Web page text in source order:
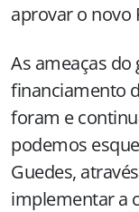
aprovar o novo
As ameaças
financiamento
foram e
podemos
Guedes,
implementar a